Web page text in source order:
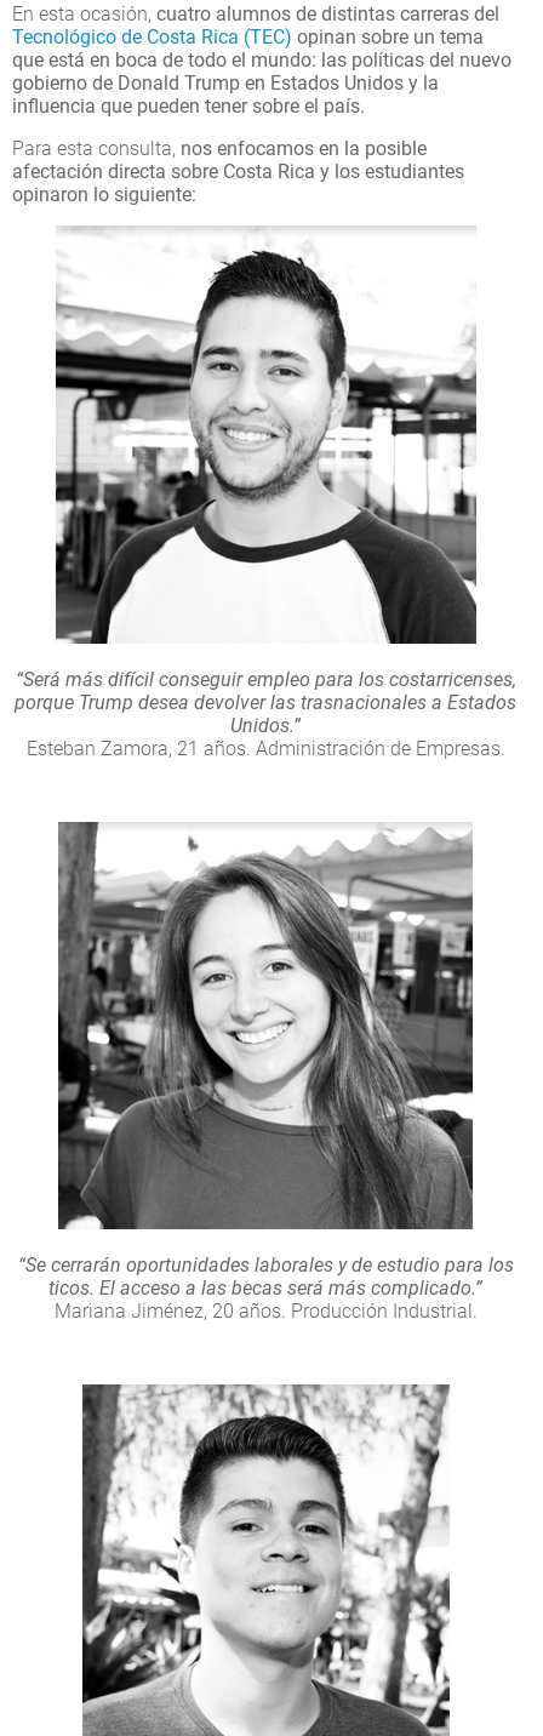
En esta ocasión, cuatro alumnos de distintas carreras del
Tecnológico de Costa Rica (TEC) opinan sobre un tema
que está en boca de todo el mundo: las políticas del nuevo
gobierno de Donald Trump en Estados Unidos y la
influencia que pueden tener sobre el país.
Para esta consulta, nos enfocamos en la posible
afectación directa sobre Costa Rica y los estudiantes
opinaron lo siguiente:
“Será más difícil conseguir empleo para los costarricenses,
porque Trump desea devolver las trasnacionales a Estados
Unidos.”
Esteban Zamora, 21 años. Administración de Empresas.
“Se cerrarán oportunidades laborales y de estudio para los
ticos. El acceso a las becas será más complicado.”
Mariana Jiménez, 20 años. Producción Industrial.